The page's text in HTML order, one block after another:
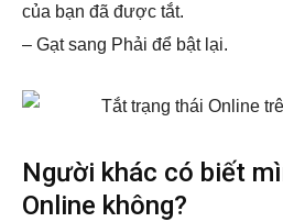
của bạn đã được tắt.
– Gạt sang Phải để bật lại.
Người khác có biết
Online không?